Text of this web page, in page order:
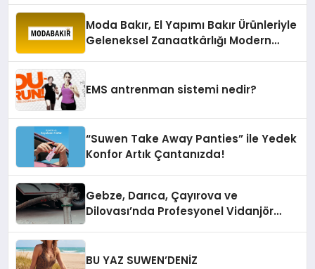
Moda Bakır, El Yapımı Bakır Ürünleriyle
Geleneksel Zanaatkârlığı Modern
EMS antrenman sistemi nedir?
“Suwen Take Away Panties” ile Yedek
Konfor Artık Çantanızda!
Gebze, Darıca, Çayırova ve
Dilovası’nda Profesyonel Vidanjör
BU YAZ SUWEN’DENİZ